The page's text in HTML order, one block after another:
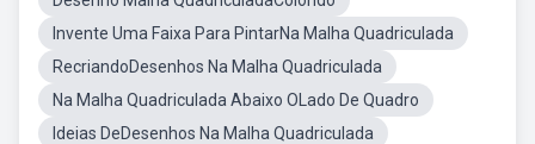
Invente Uma Faixa Para PintarNa Malha Quadriculada
RecriandoDesenhos Na Malha Quadriculada
Na Malha Quadriculada Abaixo OLado De Quadro
Ideias DeDesenhos Na Malha Quadriculada